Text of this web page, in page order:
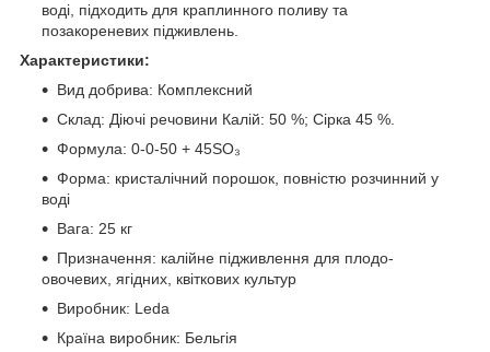
воді, підходить для краплинного поливу та
позакореневих підживлень.
Характеристики:
Вид добрива: Комплексний
Склад: Діючі речовини Калій: 50 %; Сірка 45 %.
Формула: 0-0-50 + 45SO₃
Форма: кристалічний порошок, повністю розчинний у
воді
Вага: 25 кг
Призначення: калійне підживлення для плодо-
овочевих, ягідних, квіткових культур
Виробник: Leda
Країна виробник: Бельгія